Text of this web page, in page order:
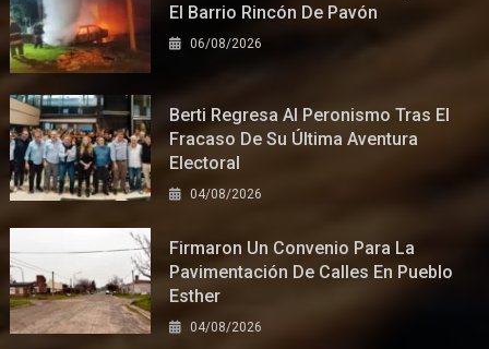
El Barrio Rincón De Pavón
06/08/2026
Berti Regresa Al Peronismo Tras El
Fracaso De Su Última Aventura
Electoral
04/08/2026
Firmaron Un Convenio Para La
Pavimentación De Calles En Pueblo
Esther
04/08/2026